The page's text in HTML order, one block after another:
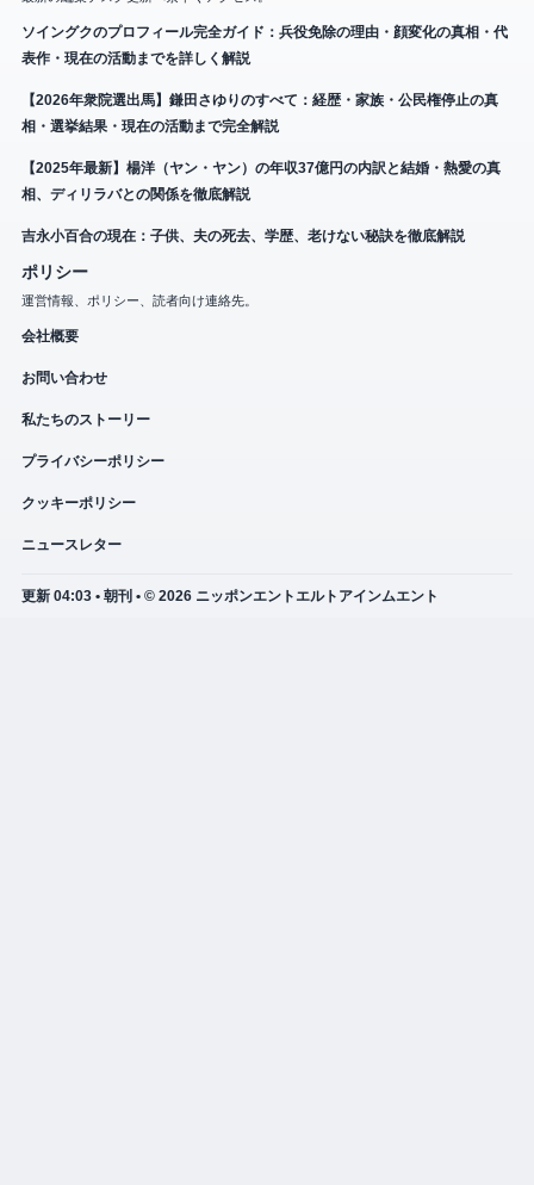
ソイングクのプロフィール完全ガイド：兵役免除の理由・顔変化の真相・代
表作・現在の活動までを詳しく解説
【2026年衆院選出馬】鎌田さゆりのすべて：経歴・家族・公民権停止の真
相・選挙結果・現在の活動まで完全解説
【2025年最新】楊洋（ヤン・ヤン）の年収37億円の内訳と結婚・熱愛の真
相、ディリラバとの関係を徹底解説
吉永小百合の現在：子供、夫の死去、学歴、老けない秘訣を徹底解説
ポリシー
運営情報、ポリシー、読者向け連絡先。
会社概要
お問い合わせ
私たちのストーリー
プライバシーポリシー
クッキーポリシー
ニュースレター
更新 04:03 • 朝刊 • © 2026 ニッポンエントエルトアインムエント